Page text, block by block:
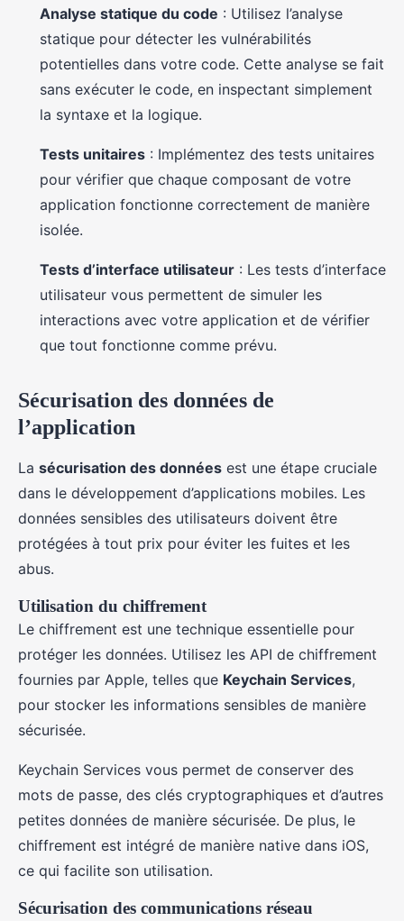
Analyse statique du code : Utilisez l’analyse
statique pour détecter les vulnérabilités
potentielles dans votre code. Cette analyse se fait
sans exécuter le code, en inspectant simplement
la syntaxe et la logique.
Tests unitaires : Implémentez des tests unitaires
pour vérifier que chaque composant de votre
application fonctionne correctement de manière
isolée.
Tests d’interface utilisateur : Les tests d’interface
utilisateur vous permettent de simuler les
interactions avec votre application et de vérifier
que tout fonctionne comme prévu.
Sécurisation des données de
l’application
La sécurisation des données est une étape cruciale
dans le développement d’applications mobiles. Les
données sensibles des utilisateurs doivent être
protégées à tout prix pour éviter les fuites et les
abus.
Utilisation du chiffrement
Le chiffrement est une technique essentielle pour
protéger les données. Utilisez les API de chiffrement
fournies par Apple, telles que Keychain Services,
pour stocker les informations sensibles de manière
sécurisée.
Keychain Services vous permet de conserver des
mots de passe, des clés cryptographiques et d’autres
petites données de manière sécurisée. De plus, le
chiffrement est intégré de manière native dans iOS,
ce qui facilite son utilisation.
Sécurisation des communications réseau